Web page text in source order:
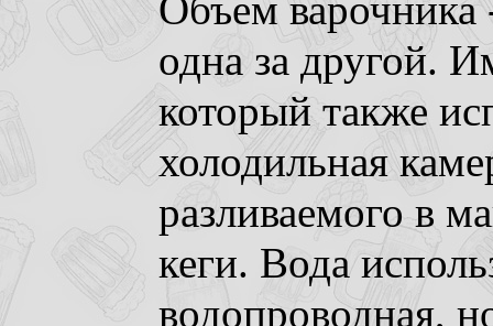
Объем варочника
одна за другой.
который также
холодильная
разливаемого в
кеги. Вода
водопроводная,